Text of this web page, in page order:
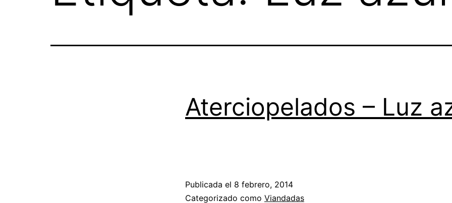
Aterciopelados – Luz
Publicada el 8 febrero, 2014
Categorizado como Viandadas